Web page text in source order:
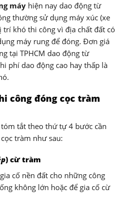
máy hiện nay dao động từ
thường sử dụng máy xúc (xe
trí khó thi công vì địa chất đất có
máy rung để đóng. Đơn giá
tại TPHCM dao động từ
phí dao động cao hay thấp là
công đóng cọc tràm
tóm tắt theo thứ tự 4 bước cần
tràm như sau:
) cừ tràm
cố nền đất cho những công
không lớn hoặc để gia cố cừ